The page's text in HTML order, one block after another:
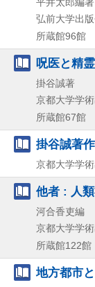
弘前大学出
所蔵館96館
呪医と精
掛谷誠著
京都大学学
所蔵館67館
掛谷誠著
京都大学学
他者 : 人
河合香吏編
京都大学学
所蔵館122館
地方都市